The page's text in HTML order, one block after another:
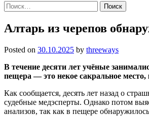
Найти:
Алтарь из черепов
Posted on 30.10.2025 by threeways
В течение десяти лет учёные
пещера — это некое сакральное
Как сообщается, десять лет назад о
судебные медэсперты. Однако потом
анализов, так как в пещере